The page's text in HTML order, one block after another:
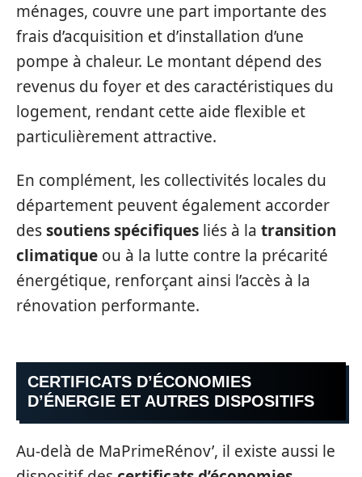
ménages, couvre une part importante des
frais d’acquisition et d’installation d’une
pompe à chaleur. Le montant dépend des
revenus du foyer et des caractéristiques du
logement, rendant cette aide flexible et
particulièrement attractive.
En complément, les collectivités locales du
département peuvent également accorder
dessoutiens spécifiques liés à la transition
climatique ou à la lutte contre la précarité
énergétique, renforçant ainsi l’accès à la
rénovation performante.
CERTIFICATS D’ÉCONOMIES
D’ÉNERGIE ET AUTRES DISPOSITIFS
Au-delà de MaPrimeRénov’, il existe aussi le